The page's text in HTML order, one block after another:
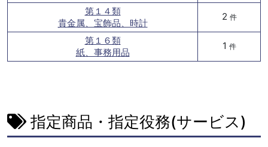
第１４類
貴金属、宝飾品、時計
2 件
第１６類
紙、事務用品
1 件
指定商品・指定役務(サービス)